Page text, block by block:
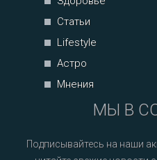
Статьи
Lifestyle
Астро
Мнения
МЫ В
Подписывайтесь на наши